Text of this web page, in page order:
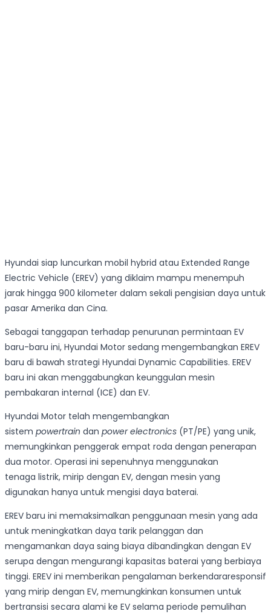
Hyundai siap luncurkan mobil hybrid atau Extended Range
Electric Vehicle (EREV) yang diklaim mampu menempuh
jarak hingga 900 kilometer dalam sekali pengisian daya untuk
pasar Amerika dan Cina.
Sebagai tanggapan terhadap penurunan permintaan EV
baru-baru ini, Hyundai Motor sedang mengembangkan EREV
baru di bawah strategi Hyundai Dynamic Capabilities. EREV
baru ini akan menggabungkan keunggulan mesin
pembakaran internal (ICE) dan EV.
Hyundai Motor telah mengembangkan
sistem powertrain dan power electronics (PT/PE) yang unik,
memungkinkan penggerak empat roda dengan penerapan
dua motor. Operasi ini sepenuhnya menggunakan
tenaga listrik, mirip dengan EV, dengan mesin yang
digunakan hanya untuk mengisi daya baterai.
EREV baru ini memaksimalkan penggunaan mesin yang ada
untuk meningkatkan daya tarik pelanggan dan
mengamankan daya saing biaya dibandingkan dengan EV
serupa dengan mengurangi kapasitas baterai yang berbiaya
tinggi. EREV ini memberikan pengalaman berkendararesponsif
yang mirip dengan EV, memungkinkan konsumen untuk
bertransisi secara alami ke EV selama periode pemulihan